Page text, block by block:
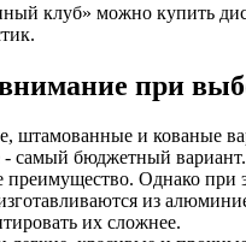
клуб» можно купить
при
штамованные и кованые
бюджетный вариант.
преимущество. Однако
из
их сложнее.